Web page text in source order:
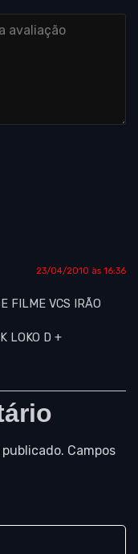
23/04/2010 às 16:36
FILME VCS IRÃO
LOKO D +
Campos